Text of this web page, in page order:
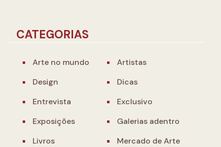
CATEGORIAS
Arte no mundo
Artistas
Design
Dicas
Entrevista
Exclusivo
Exposições
Galerias adentro
Livros
Mercado de Arte